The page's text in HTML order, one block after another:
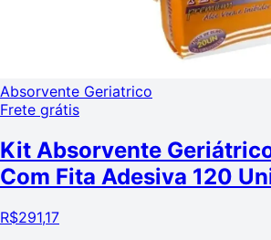
Absorvente Geriatrico
Frete grátis
Kit Absorvente
Com Fita Adesiva 120
R$291,17